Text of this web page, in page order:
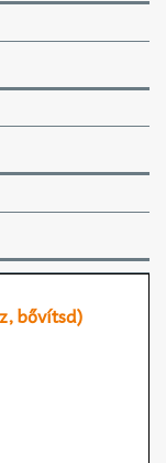
bővítsd)